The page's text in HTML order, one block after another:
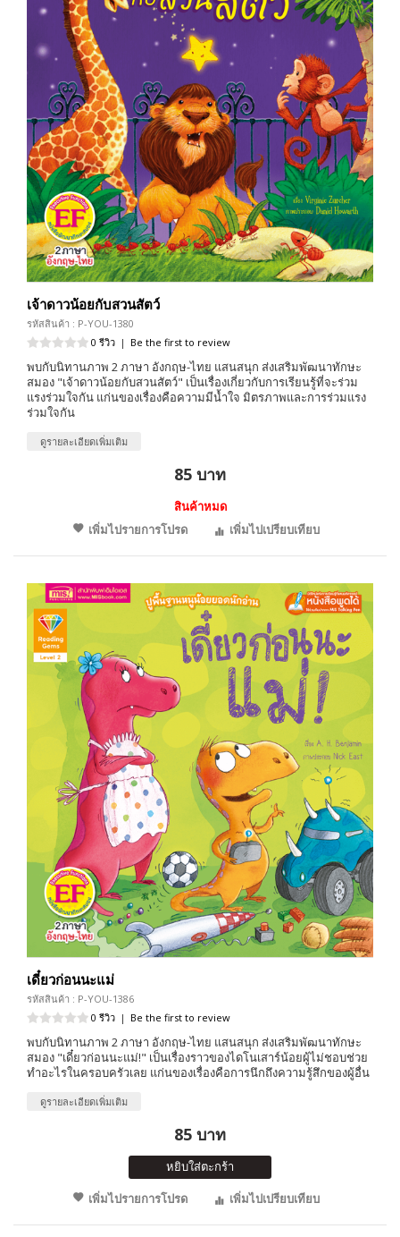
เจ้าดาวน้อยกับสวนสัตว์
รหัสสินค้า : P-YOU-1380
0 รีวิว | Be the first to review
พบกับนิทานภาพ 2 ภาษา อังกฤษ-ไทย แสนสนุก ส่งเสริมพัฒนาทักษะ
สมอง "เจ้าดาวน้อยกับสวนสัตว์" เป็นเรื่องเกี่ยวกับการเรียนรู้ที่จะร่วม
แรงร่วมใจกัน แก่นของเรื่องคือความมีน้ำใจ มิตรภาพและการร่วมแรง
ร่วมใจกัน
ดูรายละเอียดเพิ่มเติม
85 บาท
สินค้าหมด
เพิ่มไปรายการโปรด
เพิ่มไปเปรียบเทียบ
เดี๋ยวก่อนนะแม่
รหัสสินค้า : P-YOU-1386
0 รีวิว | Be the first to review
พบกับนิทานภาพ 2 ภาษา อังกฤษ-ไทย แสนสนุก ส่งเสริมพัฒนาทักษะ
สมอง "เดี๋ยวก่อนนะแม่!" เป็นเรื่องราวของไดโนเสาร์น้อยผู้ไม่ชอบช่วย
ทำอะไรในครอบครัวเลย แก่นของเรื่องคือการนึกถึงความรู้สึกของผู้อื่น
ดูรายละเอียดเพิ่มเติม
85 บาท
หยิบใส่ตะกร้า
เพิ่มไปรายการโปรด
เพิ่มไปเปรียบเทียบ